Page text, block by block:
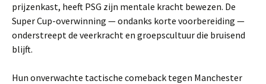
prijzenkast, heeft PSG zijn mentale kracht bewezen. De
Super Cup-overwinning — ondanks korte voorbereiding —
onderstreept de veerkracht en groepscultuur die bruisend
blijft.
Hun onverwachte tactische comeback tegen Manchester